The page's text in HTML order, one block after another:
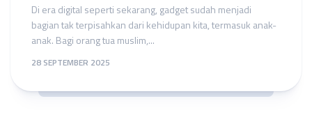
Di era digital seperti sekarang, gadget sudah menjadi
bagian tak terpisahkan dari kehidupan kita, termasuk anak-
anak. Bagi orang tua muslim,...
28 SEPTEMBER 2025